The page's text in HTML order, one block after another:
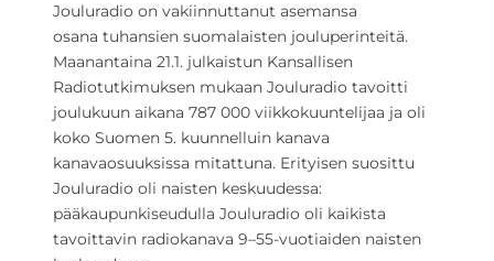
Jouluradio on vakiinnuttanut asemansa
osana tuhansien suomalaisten jouluperinteitä.
Maanantaina 21.1. julkaistun Kansallisen
Radiotutkimuksen mukaan Jouluradio tavoitti
joulukuun aikana 787 000 viikkokuuntelijaa ja oli
koko Suomen 5. kuunnelluin kanava
kanavaosuuksissa mitattuna. Erityisen suosittu
Jouluradio oli naisten keskuudessa:
pääkaupunkiseudulla Jouluradio oli kaikista
tavoittavin radiokanava 9–55-vuotiaiden naisten